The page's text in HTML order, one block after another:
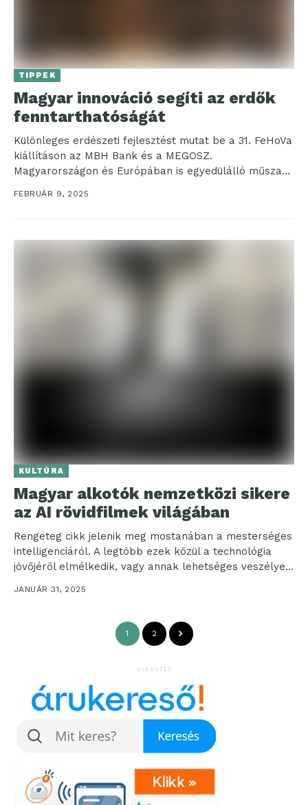
TIPPEK
Magyar innováció segíti az erdők
fenntarthatóságát
Különleges erdészeti fejlesztést mutat be a 31. FeHoVa
kiállításon az MBH Bank és a MEGOSZ.
Magyarországon és Európában is egyedülálló műszaki
FEBRUÁR 9, 2025
KULTÚRA
Magyar alkotók nemzetközi sikere
az AI rövidfilmek világában
Rengeteg cikk jelenik meg mostanában a mesterséges
intelligenciáról. A legtöbb ezek közül a technológia
jövőjéről elmélkedik, vagy annak lehetséges veszélyeit
elemzi. Azonban ritkábban...
JANUÁR 31, 2025
1 2
HIRDETÉS